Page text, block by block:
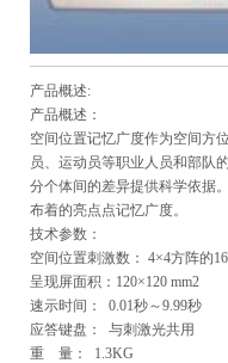
产品概述:
产品概述：
空间位置记忆广度作为空间方
员、运动员等职业人员和部队
分个体间的差异提供科学依据
布着的亮点点记忆广度。
技术参数：
空间位置刺激数： 4×4方阵的
呈现屏面积：120×120 mm2
速示时间： 0.01秒～9.99秒
应答键盘： 与刺激光共用
重 量： 1.3KG